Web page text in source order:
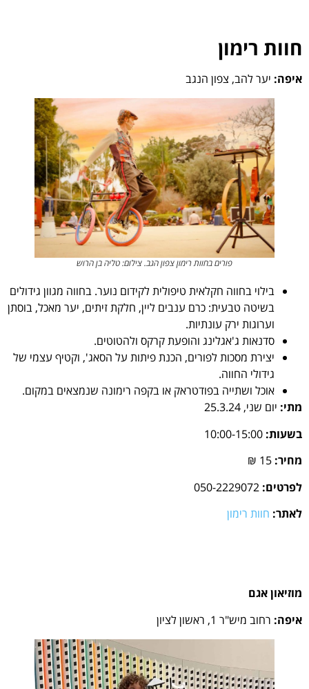
חוות רימון
איפה: יער להב, צפון הנגב
פורים בחוות רימון צפון הגב. צילום: טליה בן הרוש
בילוי בחווה חקלאית טיפולית לקידום נוער. בחווה מגוון גידולים
בשיטה טבעית: כרם ענבים ליין, חלקת זיתים, יער מאכל, בוסתן
וערוגות ירק עונתיות.
סדנאות ג'אגלינג והופעת קרקס ולהטוטים.
יצירת מסכות לפורים, הכנת פיתות על הסאג', וקטיף עצמי של
גידולי החווה.
אוכל ושתייה בפודטראק או בקפה רימונה שנמצאים במקום.
מתי: יום שני, 25.3.24
בשעות:
מחיר:
לפרטים:
לאתר: חוות רימון
מוזיאון אגם
איפה: רחוב מיש"ר 1, ראשון לציון